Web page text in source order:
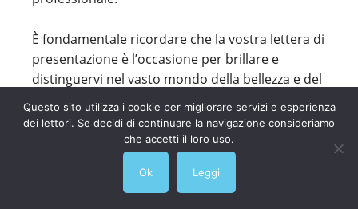
È fondamentale ricordare che la vostra lettera di
presentazione è l’occasione per brillare e
distinguervi nel vasto mondo della bellezza e del
make-up. Assicuratevi di enfatizzare la vostra
passione per l’arte del make-up, la vostra
esperienza, e il desiderio di crescere e
contribuire al team con cui aspirate a lavorare.
Non abbiate paura di mostrare la vostra
creatività, ma assicuratevi di mantenere un
Questo sito utilizza i cookie per migliorare servizi e esperienza
dei lettori. Se decidi di continuare la navigazione consideriamo
che accetti il loro uso.
Ok Leggi